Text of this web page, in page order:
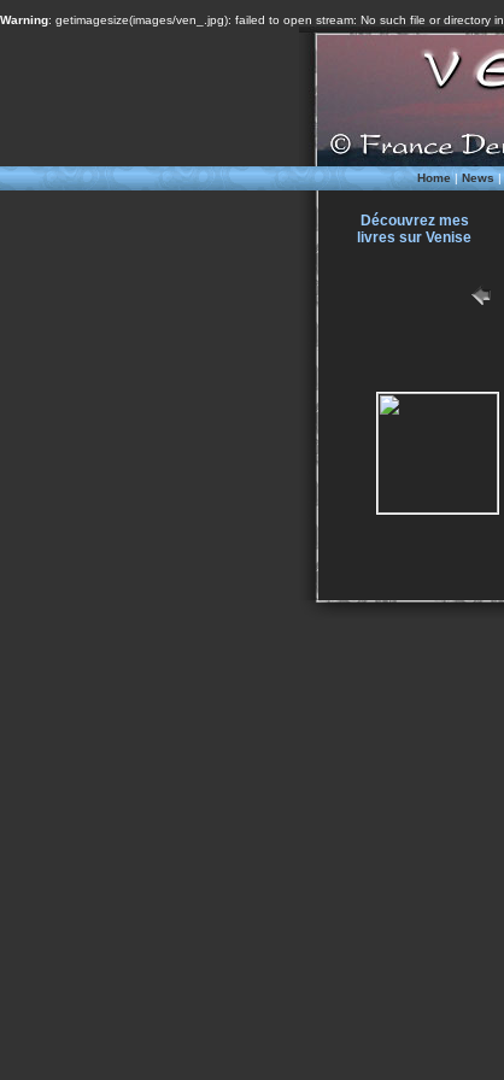
Warning: getimagesize(images/ven_.jpg): failed to open stream: No such file or directory in
Home|News|
Découvrez mes
livres sur Venise